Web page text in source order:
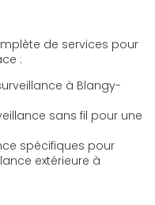
de services pour
:
à Blangy-
sans fil pour une
spécifiques pour
extérieure à